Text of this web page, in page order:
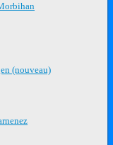
(nouveau)